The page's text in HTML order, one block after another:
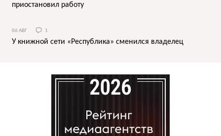
приостановил работу
06 АВГ 1
У книжной сети «Республика» сменился владелец